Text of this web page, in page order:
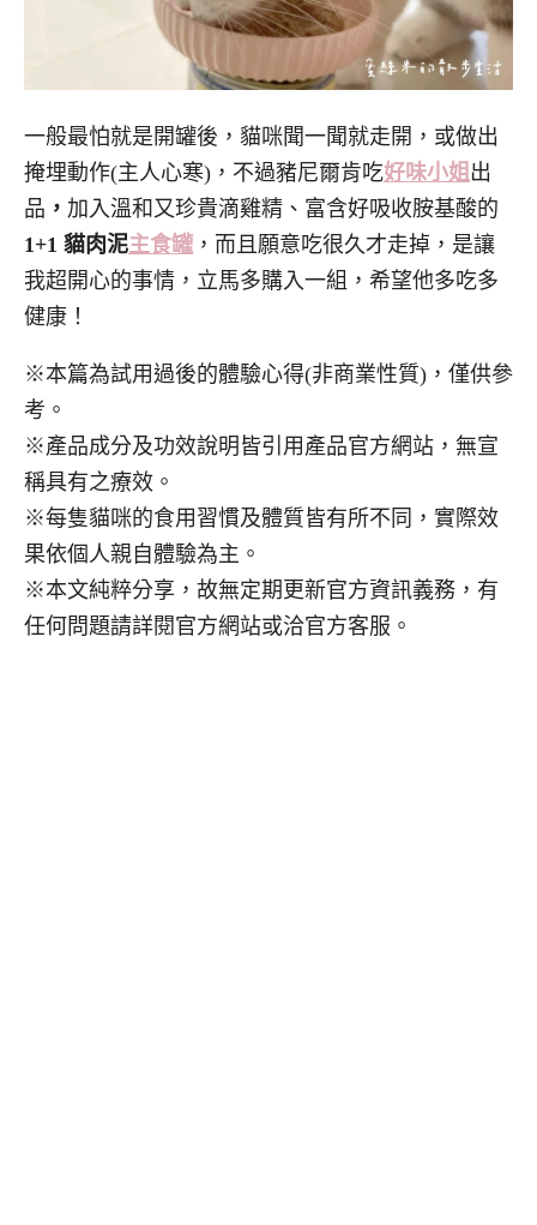
一般最怕就是開罐後，貓咪聞一聞就走開，或做出
掩埋動作(主人心寒)，不過豬尼爾肯吃好味小姐 出
品 ， 加入溫和又珍貴滴雞精、富含好吸收胺基酸的
1+1 貓肉泥主食罐 ，而且願意吃很久才走掉，是讓
我超開心的事情，立馬多購入一組，希望他多吃多
健康！
※本篇為試用過後的體驗心得(非商業性質)，僅供參
考。
※產品成分及功效說明皆引用產品官方網站，無宣
稱具有之療效。
※每隻貓咪的食用習慣及體質皆有所不同，實際效
果依個人親自體驗為主。
※本文純粹分享，故無定期更新官方資訊義務，有
任何問題請詳閱官方網站或洽官方客服。